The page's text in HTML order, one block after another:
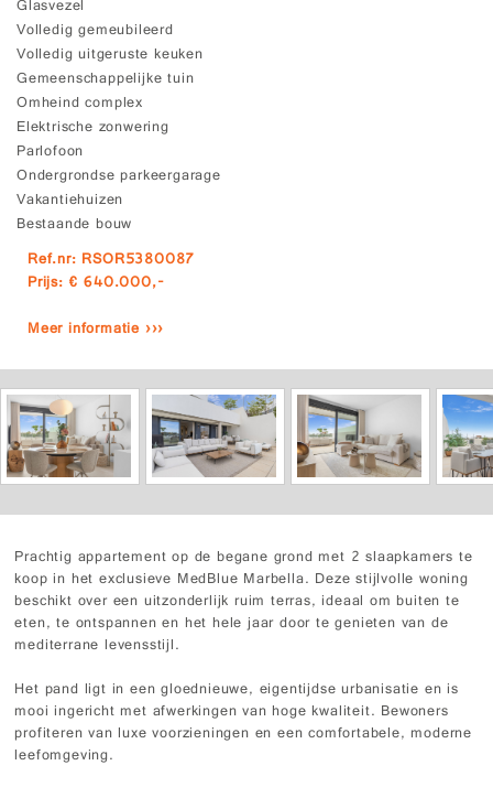
Glasvezel
Volledig gemeubileerd
Volledig uitgeruste keuken
Gemeenschappelijke tuin
Omheind complex
Elektrische zonwering
Parlofoon
Ondergrondse parkeergarage
Vakantiehuizen
Bestaande bouw
Ref.nr: RSOR5380087
Prijs: € 640.000,-
Meer informatie ›››
Prachtig appartement op de begane grond met 2 slaapkamers te
koop in het exclusieve MedBlue Marbella. Deze stijlvolle woning
beschikt over een uitzonderlijk ruim terras, ideaal om buiten te
eten, te ontspannen en het hele jaar door te genieten van de
mediterrane levensstijl.
Het pand ligt in een gloednieuwe, eigentijdse urbanisatie en is
mooi ingericht met afwerkingen van hoge kwaliteit. Bewoners
profiteren van luxe voorzieningen en een comfortabele, moderne
leefomgeving.